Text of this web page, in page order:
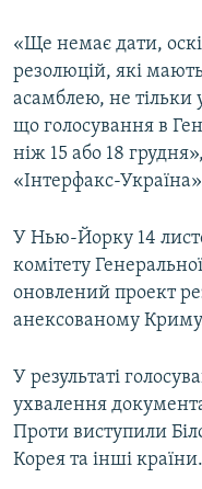
«Ще немає дати,
резолюцій, які
асамблею, не тільки
що голосування в
ніж 15 або 18
«Інтерфакс-
У Нью-Йорку 14
комітету
оновлений проект
анексованому
У результаті
ухвалення
Проти виступили
Корея та інші країни.